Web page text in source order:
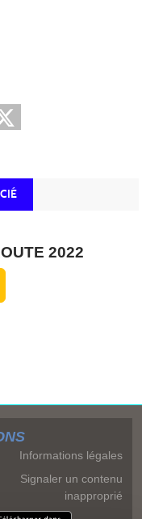
2022
Informations légales
Signaler un contenu
inapproprié